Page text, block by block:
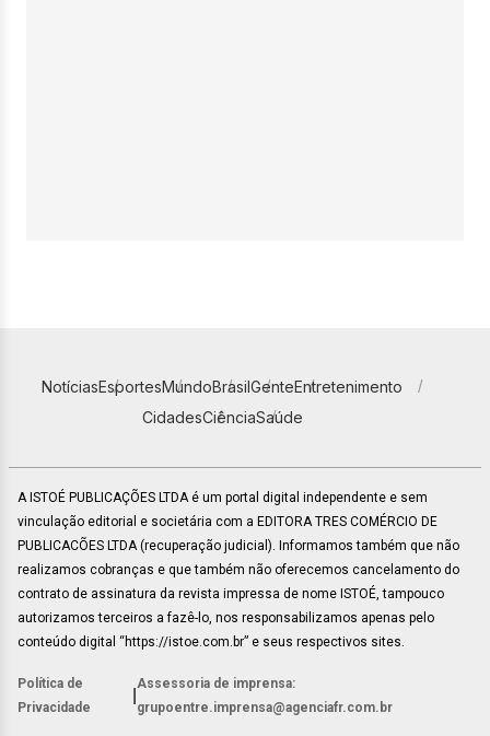
NotíciasEsportesMundoBrasilGenteEntretenimento
CidadesCiênciaSaúde
A ISTOÉ PUBLICAÇÕES LTDA é um portal digital independente e sem
vinculação editorial e societária com a EDITORA TRES COMÉRCIO DE
PUBLICACÕES LTDA (recuperação judicial). Informamos também que não
realizamos cobranças e que também não oferecemos cancelamento do
contrato de assinatura da revista impressa de nome ISTOÉ, tampouco
autorizamos terceiros a fazê-lo, nos responsabilizamos apenas pelo
conteúdo digital “https://istoe.com.br” e seus respectivos sites.
Política de
Privacidade
Assessoria de imprensa:
grupoentre.imprensa@agenciafr.com.br